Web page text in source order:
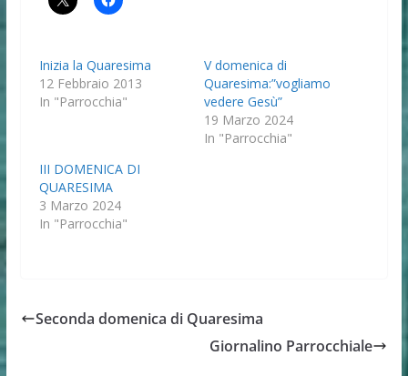
Inizia la Quaresima
12 Febbraio 2013
In "Parrocchia"
V domenica di
Quaresima:”vogliamo
vedere Gesù”
19 Marzo 2024
In "Parrocchia"
III DOMENICA DI
QUARESIMA
3 Marzo 2024
In "Parrocchia"
Seconda domenica di Quaresima
Giornalino Parrocchiale